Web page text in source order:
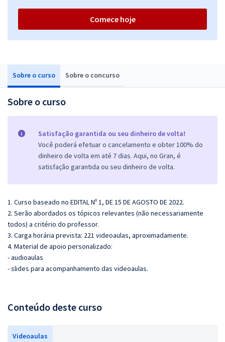
Sobre o curso Sobre o concurso
Sobre o curso
Satisfação garantida ou seu dinheiro de volta!
Você poderá efetuar o cancelamento e obter 100% do
dinheiro de volta em até 7 dias. Aqui, no Gran, é
satisfação garantida ou seu dinheiro de volta.
1. Curso baseado no EDITAL Nº 1, DE 15 DE AGOSTO DE 2022.
2. Serão abordados os tópicos relevantes (não necessariamente
todos) a critério do professor.
3. Carga horária prevista: 221 videoaulas, aproximadamente.
4. Material de apoio personalizado:
- audioaulas
- slides para acompanhamento das videoaulas.
Conteúdo deste curso
Videoaulas
Comece hoje